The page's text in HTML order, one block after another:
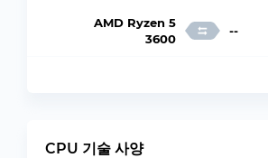
AMD Ryzen 5
3600
--
CPU 기술 사양